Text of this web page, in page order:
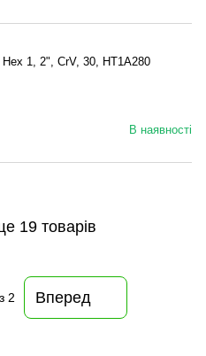
1, 2", CrV, 30, HT1A280
В наявності
19 товарів
з 2 Вперед